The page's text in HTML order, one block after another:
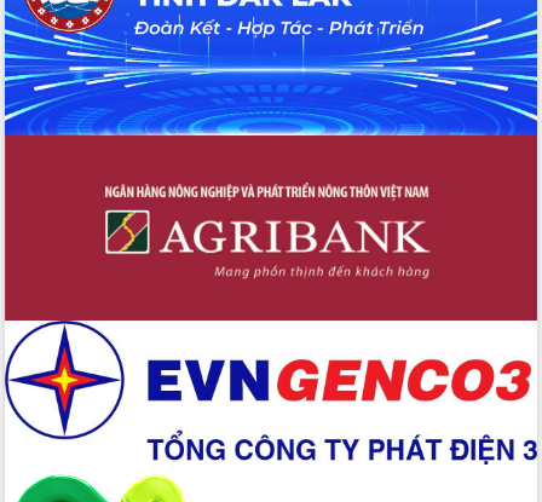
Bí thư Tỉnh ủy Lương Nguyễn Minh
Triết kiểm tra việc thực hiện chống
khai thác IUU
Hội thảo chuyên đề “Hành trình xuất
khẩu nông sản Việt Nam qua thương
mại điện tử cùng Amazon”
lần thứ I (2025-2030)
Đồng chí Lương Nguyễn Minh Triết
được chỉ định làm Bí thư Tỉnh ủy Đắk
xuất nông nghiệp bền vững, phát thải
Tọa đàm kỷ niệm 95 năm Ngày thành
lập Hội Liên hiệp Phụ nữ Việt Nam
Đắk Lắk tổ chức Ngày hội Chuyển đổi
số với chủ đề: “Công nghệ số - kiến
tạo tương lai”